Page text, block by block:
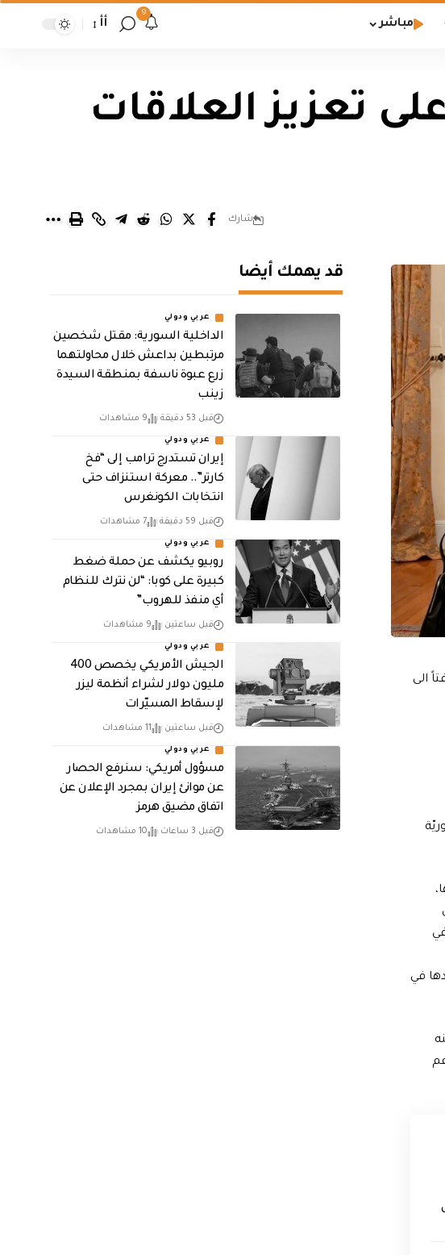
مباشر
9
أأ
تعزيز العلاقات
شارك
الى
في
قد يهمك أيضا
عربي ودولي
الداخلية السورية: مقتل شخصين
مرتبطين بداعش خلال محاولتهما
زرع عبوة ناسفة بمنطقة السيدة
زينب
قبل 53 دقيقة 9 مشاهدات
عربي ودولي
إيران تستدرج ترامب إلى “فخ
كارتر”.. معركة استنزاف حتى
انتخابات الكونغرس
قبل 59 دقيقة 7 مشاهدات
عربي ودولي
روبيو يكشف عن حملة ضغط
كبيرة على كوبا: “لن نترك للنظام
أي منفذ للهروب”
قبل ساعتين 9 مشاهدات
عربي ودولي
الجيش الأمريكي يخصص 400
مليون دولار لشراء أنظمة ليزر
لإسقاط المسيّرات
قبل ساعتين 11 مشاهدات
عربي ودولي
مسؤول أمريكي: سنرفع الحصار
عن موانئ إيران بمجرد الإعلان عن
اتفاق مضيق هرمز
قبل 3 ساعات 10 مشاهدات